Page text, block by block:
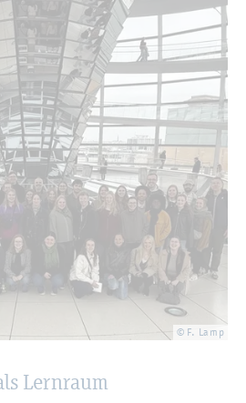
© F. Lamp
Lern­raum